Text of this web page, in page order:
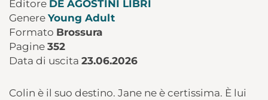
Editore DE AGOSTINI LIBRI
Genere Young Adult
Formato Brossura
Pagine 352
Data di uscita 23.06.2026
Colin è il suo destino. Jane ne è certissima. È lui